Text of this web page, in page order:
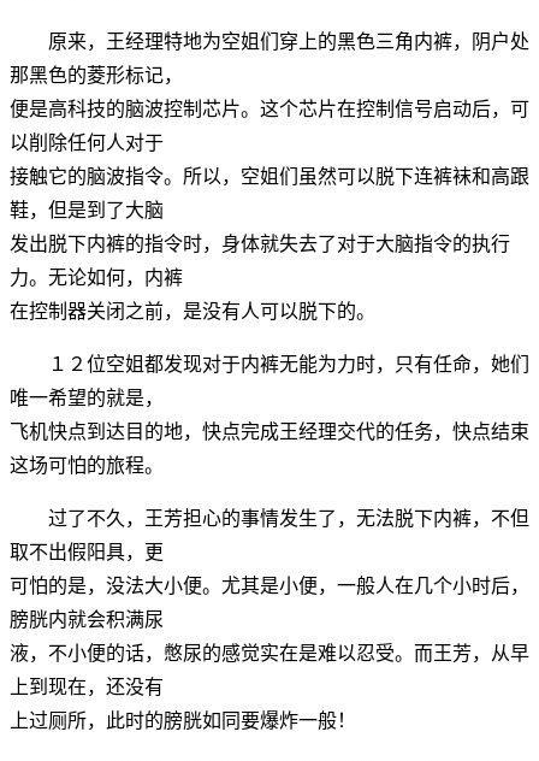
原来，王经理特地为空姐们穿上的黑色三角内裤，阴户处
那黑色的菱形标记，
便是高科技的脑波控制芯片。这个芯片在控制信号启动后，可
以削除任何人对于
接触它的脑波指令。所以，空姐们虽然可以脱下连裤袜和高跟
鞋，但是到了大脑
发出脱下内裤的指令时，身体就失去了对于大脑指令的执行
力。无论如何，内裤
在控制器关闭之前，是没有人可以脱下的。
１２位空姐都发现对于内裤无能为力时，只有任命，她们
唯一希望的就是，
飞机快点到达目的地，快点完成王经理交代的任务，快点结束
这场可怕的旅程。
过了不久，王芳担心的事情发生了，无法脱下内裤，不但
取不出假阳具，更
可怕的是，没法大小便。尤其是小便，一般人在几个小时后，
膀胱内就会积满尿
液，不小便的话，憋尿的感觉实在是难以忍受。而王芳，从早
上到现在，还没有
上过厕所，此时的膀胱如同要爆炸一般！